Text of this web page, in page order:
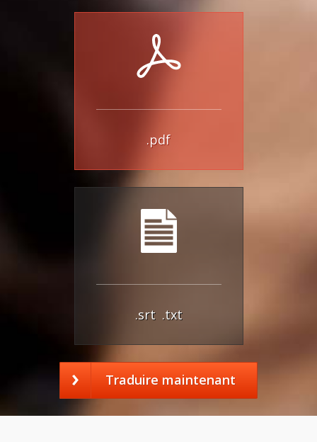
.pdf
.srt .txt
Traduire maintenant